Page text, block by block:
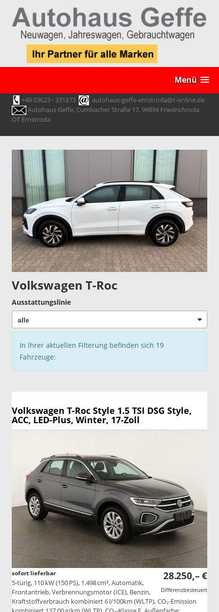
Menü
+49 03623 - 331873
autohaus-geffe-ernstroda@t-online.de
Autohaus Geffe, Cumbacher Straße 17, 99894 Friedrichroda
OT Ernstroda
Volkswagen T-Roc
Ausstattungslinie
In Ihrer aktuellen Filterung befinden sich 19
Fahrzeuge:
Volkswagen T-Roc Style 1.5 TSI DSG Style,
ACC, LED-Plus, Winter, 17-Zoll
28.250,– €
Differenzbesteuert
sofort lieferbar
5-türig, 110 kW (150 PS), 1.498 cm³, Automatik,
Frontantrieb, Verbrennungsmotor (ICE), Benzin,
Kraftstoffverbrauch kombiniert 6 l/100km (WLTP), CO₂-Emission